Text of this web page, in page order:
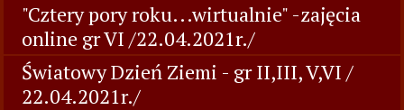
"Cztery pory roku...wirtualnie" -zajęcia
online gr VI /22.04.2021r./
Światowy Dzień Ziemi - gr II,III, V,VI /
22.04.2021r./